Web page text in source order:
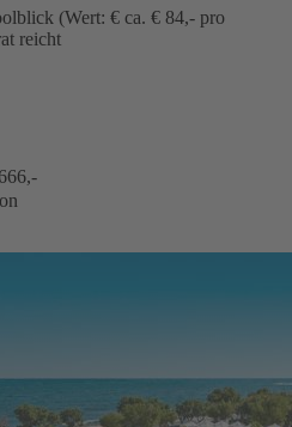
(Wert: € ca. € 84,- pro
reicht
666,-